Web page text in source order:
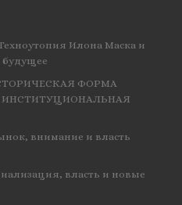
Илона Маска и
будущее
ФОРМА
ИНСТИТУЦИОНАЛЬНАЯ
внимание и власть
власть и новые